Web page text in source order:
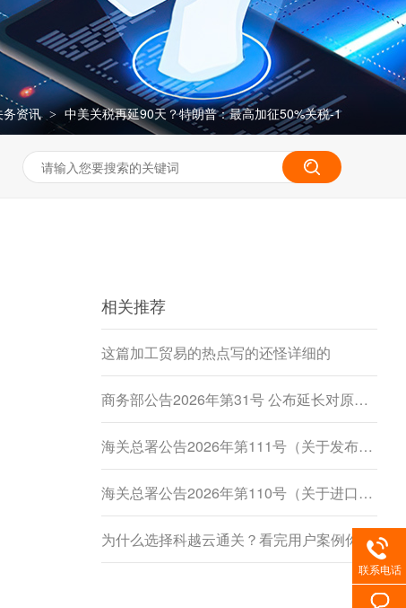
务资讯 > 中美关税再延90天？特朗普：最高加征50%关税-1
相关推荐
这篇加工贸易的热点写的还怪详细的
商务部公告2026年第31号 公布延长对原产于加拿大的进口豌豆淀粉反倾销调查期限决定
海关总署公告2026年第111号（关于发布《进出境动植物检疫处理监督管理工作规定》《进出境卫生处理监督管理工作规定》的公告）
海关总署公告2026年第110号（关于进口柬埔寨鲜食菠萝蜜植物检疫要求的公告）
为什么选择科越云通关？看完用户案例你就懂了
联系电话